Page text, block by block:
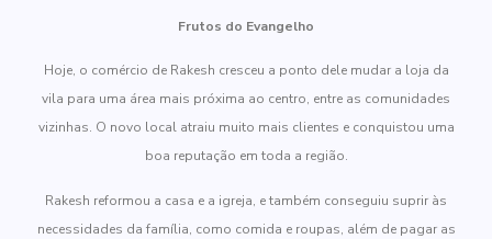
Frutos do Evangelho
Hoje, o comércio de Rakesh cresceu a ponto dele mudar a loja da
vila para uma área mais próxima ao centro, entre as comunidades
vizinhas. O novo local atraiu muito mais clientes e conquistou uma
boa reputação em toda a região.
Rakesh reformou a casa e a igreja, e também conseguiu suprir às
necessidades da família, como comida e roupas, além de pagar as